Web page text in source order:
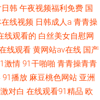
韩 午夜视频福利免费 国
线视频 日韩成人a 青青操
线观看的 白丝美女自慰网
线观看 黄网站av在线 国产
激情 91干啪啪 青青操青青
91播放 麻豆桃色网站 亚洲
对白 在线观看91精品 欧